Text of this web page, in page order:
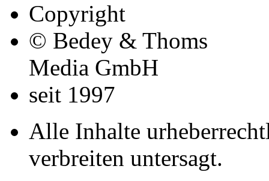
Copyright
© Bedey & Thoms
Media GmbH
seit 1997
Alle Inhalte
verbreiten untersagt.